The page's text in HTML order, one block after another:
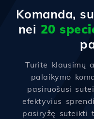
Komanda,
nei 20
Turite klausimų
palaikymo
pasiruošusi
efektyvius
pasiryžę suteikti